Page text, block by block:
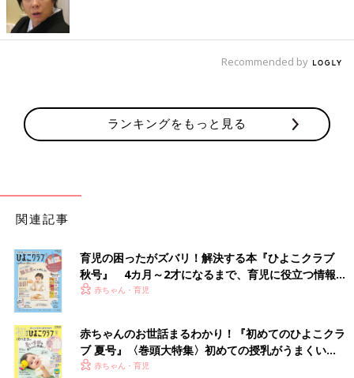
Recommended by
ランキングをもっと見る
関連記事
育児の困ったがズバリ！解決する本『ひよこクラブ
秋号』 4カ月～2才になるまで、育児に役立つ情報が
いっぱい！
赤ちゃん・育児
赤ちゃんのお世話まるわかり！『初めてのひよこクラ
ブ 夏号』〈巻頭大特集〉初めての授乳がうまくい
く！ おっぱい・ミルクの基本と夏のトラブル 解決テ
赤ちゃん・育児